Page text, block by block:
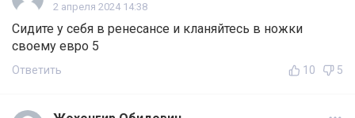
2 апреля 2024 14:38
Сидите у себя в ренесансе и кланяйтесь в ножки
своему евро 5
Ответить 10 5